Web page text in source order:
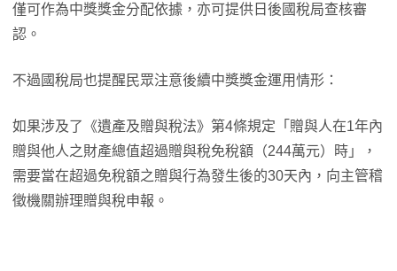
僅可作為中獎獎金分配依據，亦可提供日後國稅局查核審
認。
不過國稅局也提醒民眾注意後續中獎獎金運用情形：
如果涉及了《遺產及贈與稅法》第4條規定「贈與人在1年內
贈與他人之財產總值超過贈與稅免稅額（244萬元）時」，
需要當在超過免稅額之贈與行為發生後的30天內，向主管稽
徵機關辦理贈與稅申報。